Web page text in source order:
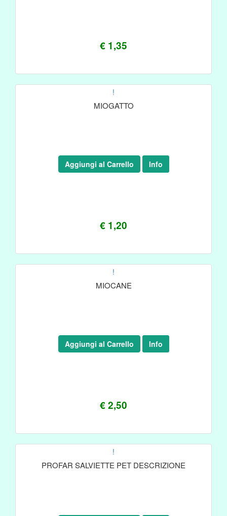
€ 1,35
!
MIOGATTO
€ 1,20
Aggiungi al Carrello Info
!
MIOCANE
€ 2,50
Aggiungi al Carrello Info
!
PROFAR SALVIETTE PET DESCRIZIONE